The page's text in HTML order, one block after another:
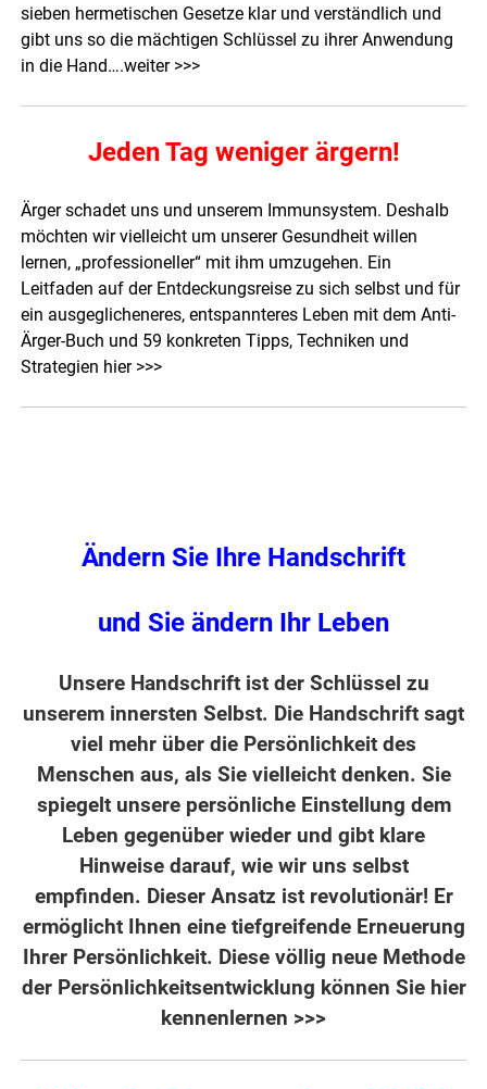
sieben hermetischen Gesetze klar und verständlich und
gibt uns so die mächtigen Schlüssel zu ihrer Anwendung
in die Hand….weiter >>>
Jeden Tag weniger ärgern!
Ärger schadet uns und unserem Immunsystem. Deshalb
möchten wir vielleicht um unserer Gesundheit willen
lernen, „professioneller“ mit ihm umzugehen. Ein
Leitfaden auf der Entdeckungsreise zu sich selbst und für
ein ausgeglicheneres, entspannteres Leben mit dem Anti-
Ärger-Buch und 59 konkreten Tipps, Techniken und
Strategien hier >>>
Ändern Sie Ihre Handschrift
und Sie ändern Ihr Leben
Unsere Handschrift ist der Schlüssel zu
unserem innersten Selbst. Die Handschrift sagt
viel mehr über die Persönlichkeit des
Menschen aus, als Sie vielleicht denken. Sie
spiegelt unsere persönliche Einstellung dem
Leben gegenüber wieder und gibt klare
Hinweise darauf, wie wir uns selbst
empfinden. Dieser Ansatz ist revolutionär! Er
ermöglicht Ihnen eine tiefgreifende Erneuerung
Ihrer Persönlichkeit. Diese völlig neue Methode
der Persönlichkeitsentwicklung können Sie hier
kennenlernen >>>